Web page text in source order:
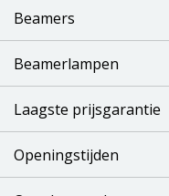
Beamers
Beamerlampen
Laagste prijsgarantie
Openingstijden